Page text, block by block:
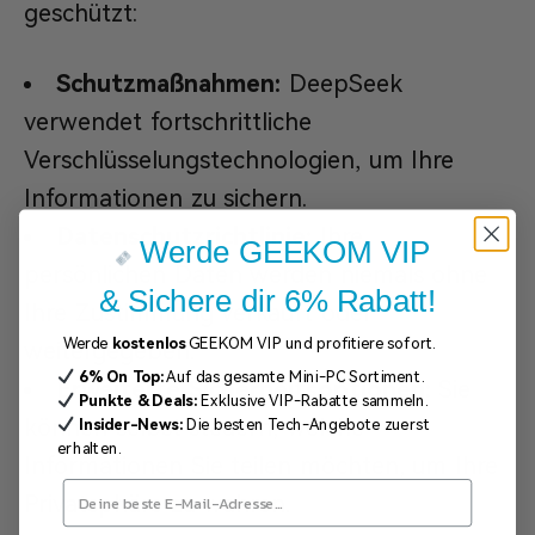
geschützt:
Schutzmaßnahmen: DeepSeek
verwendet fortschrittliche
Verschlüsselungstechnologien, um Ihre
Informationen zu sichern.
Datenschutzrichtlinie: Ihre
Ihre Zustimmung verkauft oder
weitergegeben.
Erweiterte Sicherheitsoptionen:
können selbst steuern, welche
Privatsphäre zu wahren.
Werde GEEKOM VIP
& Sichere dir 6% Rabatt!
Werde kostenlosGEEKOM VIP und profitiere sofort.
6% On Top:Auf das gesamte Mini-PC Sortiment.
Punkte & Deals:Exklusive VIP-Rabatte sammeln.
Insider-News:Die besten Tech-Angebote zuerst
erhalten.